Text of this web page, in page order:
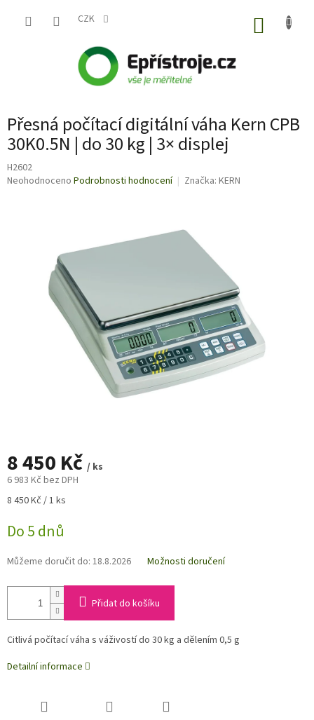
CZK
Přesná počítací digitální váha Kern CPB
30K0.5N | do 30 kg | 3× displej
H2602
Průměrné
hvězdiček.
Neohodnoceno Podrobnosti hodnocení Značka: KERN
8 450 Kč / ks
6 983 Kč bez DPH
Měrná
8 450 Kč / 1 ks
Do 5 dnů
Můžeme doručit do: 18.8.2026 Možnosti doručení
Přidat do košíku
Citlivá počítací váha s váživostí do 30 kg a dělením 0,5 g
Detailní informace